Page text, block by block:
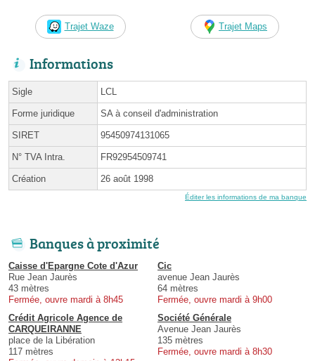
Trajet Waze Trajet Maps
Informations
Sigle LCL
Forme juridique SA à conseil d'administration
SIRET 95450974131065
N° TVA Intra. FR92954509741
Création 26 août 1998
Éditer les informations de ma banque
Banques à proximité
Caisse d'Epargne Cote d'Azur
Rue Jean Jaurès
43 mètres
Fermée, ouvre mardi à 8h45
Cic
avenue Jean Jaurès
64 mètres
Fermée, ouvre mardi à 9h00
Crédit Agricole Agence de
CARQUEIRANNE
place de la Libération
117 mètres
Société Générale
Avenue Jean Jaurès
135 mètres
Fermée, ouvre mardi à 8h30